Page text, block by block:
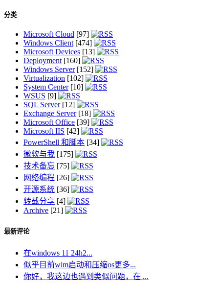
分类
Microsoft Cloud [97]
Windows Client[474]
Microsoft Devices [13]
Deployment[160]
Windows Server[152]
Virtualization [102]
System Center[10]
WSUS [9]
SQL Server[12]
Exchange Server[18]
Microsoft Office [39]
Microsoft IIS [42]
PowerShell 和脚本 [34]
微软与我 [175]
技术备忘 [75]
网络编程 [26]
开源系统 [36]
转载分享 [4]
Archive [21]
最新评论
在windows 11 24h2...
似乎目前wim启动和压缩os更多...
你好，我这边也遇到类似问题，在 ...